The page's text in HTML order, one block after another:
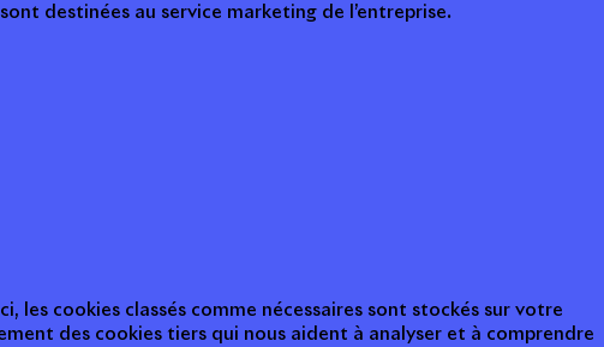
destinées au service marketing de l’entreprise.
les cookies classés comme nécessaires sont stockés sur votre
des cookies tiers qui nous aident à analyser et à comprendre